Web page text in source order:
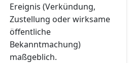
Ereignis (Verkündung,
Zustellung oder wirksame
öffentliche
Bekanntmachung)
maßgeblich.